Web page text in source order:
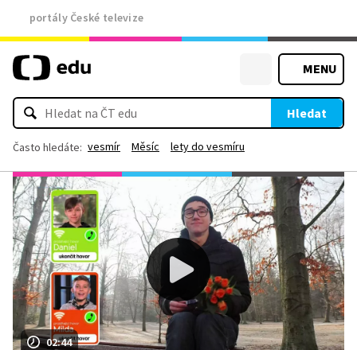
portály České televize
MENU
Hledat
Často hledáte: vesmír Měsíc lety do vesmíru
02:44